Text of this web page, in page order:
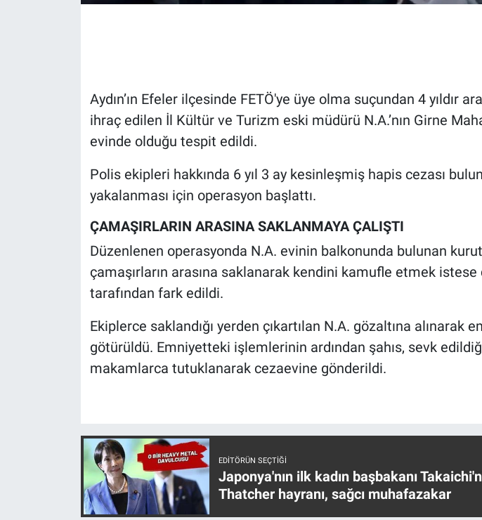
Aydın’ın Efeler ilçesinde FETÖ'ye üye olma suçundan 4 yıldır
ihraç edilen İl Kültür ve Turizm eski müdürü N.A.’nın Girne
evinde olduğu tespit edildi.
Polis ekipleri hakkında 6 yıl 3 ay kesinleşmiş hapis cezası
yakalanması için operasyon başlattı.
ÇAMAŞIRLARIN ARASINA SAKLANMAYA ÇALIŞTI
Düzenlenen operasyonda N.A. evinin balkonunda bulunan
çamaşırların arasına saklanarak kendini kamufle etmek
tarafından fark edildi.
Ekiplerce saklandığı yerden çıkartılan N.A. gözaltına alınarak
götürüldü. Emniyetteki işlemlerinin ardından şahıs, sevk
makamlarca tutuklanarak cezaevine gönderildi.
EDITÖRÜN SEÇTIĞI
Japonya'nın ilk kadın başbakanı
Thatcher hayranı, sağcı muhafazakar
Kültür Sanat
Ne demişti
Teknoloji